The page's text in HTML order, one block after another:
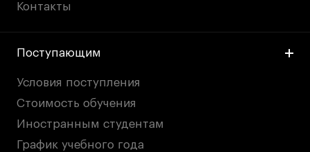
Контакты
Поступающим
Условия поступления
Стоимость обучения
Иностранным студентам
График учебного года